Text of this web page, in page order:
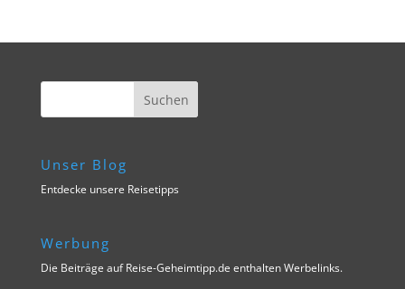
Unser Blog
Entdecke unsere Reisetipps
Werbung
Die Beiträge auf Reise-Geheimtipp.de enthalten Werbelinks.